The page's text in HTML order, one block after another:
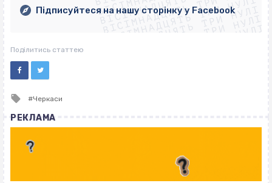
ВІСІМНАДЦЯТЬ ТРИ НУЛІ
ВІСІМНАДЦЯТЬ ТРИ НУЛІ
ВІСІМНАДЦЯТЬ ТРИ НУЛІ
ВІСІМНАДЦЯТЬ ТРИ НУЛІ
ВІСІМНАДЦЯТЬ ТРИ НУЛІ
Підписуйтеся на нашу сторінку у Facebook
Поділитись статтею
Tagged
Черкаси
РЕКЛАМА